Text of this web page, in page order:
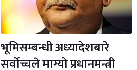
भूमिसम्बन्धी अध्यादेशबारे
सर्वोच्चले माग्यो प्रधानमन्त्री